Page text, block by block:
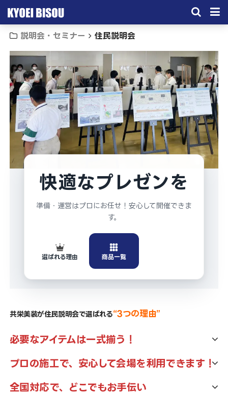
サービス
取引実績
施工実績
会社概要
お問い合わせ
説明会・セミナー 住民説明会
快適なプレゼンを
準備・運営はプロにお任せ！安心して開催できま
す。
選ばれる理由 商品一覧
共栄美装が住民説明会で選ばれる“3つの理由”
必要なアイテムは一式揃う！
説明会の準備に必要な椅子、プロジェクター、スクリーン、演
台、ステージなど、すべて揃っています。プレゼンテーションに
必要なアイテムは、すべて当社で揃えることができます。
プロの施工で、安心して会場を利用できます！
住民説明会の会場設営は、施工のプロが対応しています。私たち
は経験豊富なスタッフを揃え、会場設営においても高品質なサー
全国対応で、どこでもお手伝い